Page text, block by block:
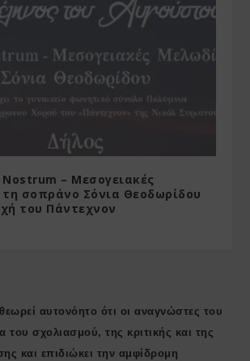
– Μεσογειακές
τη σοπράνο Σόνια Θεοδωρίδου
του Πάντεχνον
αυτονόητο ότι οι αναγνώστες του
του σχολιασμού, της κριτικής και της
και επιδιώκει την αμφίδρομη